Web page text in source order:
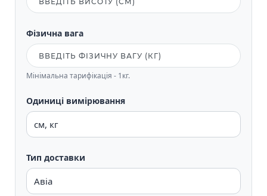
Фізична вага
Мінімальна тарифікація - 1кг.
Одиниці вимірювання
Тип доставки